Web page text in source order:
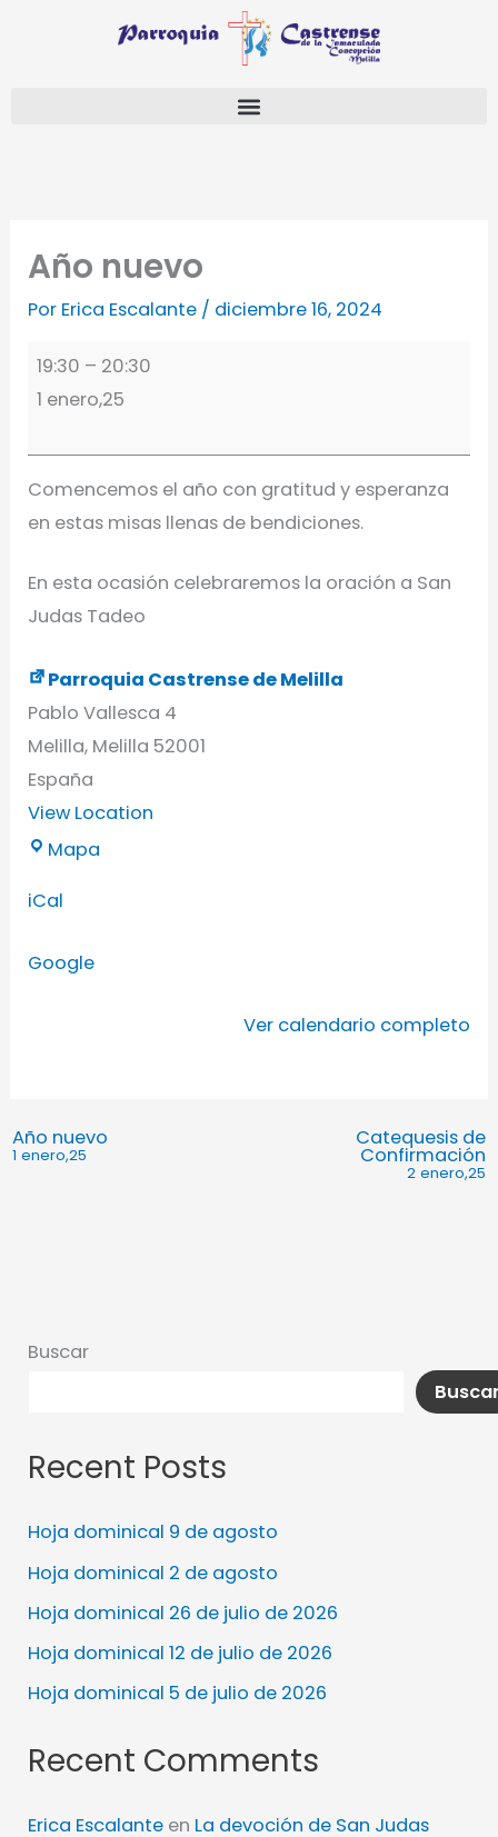
Año nuevo
Por Erica Escalante / diciembre 16, 2024
19:30 – 20:30
1 enero,25
Comencemos el año con gratitud y esperanza
en estas misas llenas de bendiciones.
En esta ocasión celebraremos la oración a San
Judas Tadeo
Parroquia Castrense de Melilla
Pablo Vallesca 4
Melilla, Melilla 52001
España
View Location
Mapa
Castrense
iCal
Google
Ver calendario completo
Año nuevo
1 enero,25
Catequesis de
Confirmación
2 enero,25
Buscar
Recent Posts
Hoja dominical 9 de agosto
Hoja dominical 2 de agosto
Hoja dominical 26 de julio de 2026
Hoja dominical 12 de julio de 2026
Hoja dominical 5 de julio de 2026
Recent Comments
Erica Escalante en La devoción de San Judas